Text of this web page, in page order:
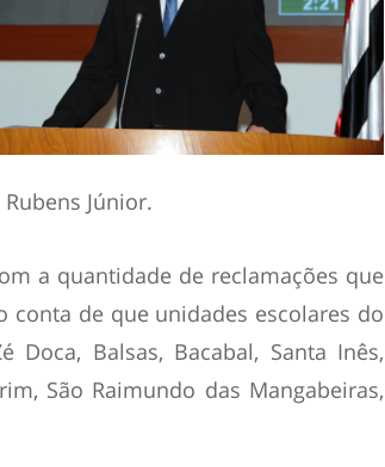
Júnior.
a quantidade de reclamações que
de que unidades escolares do
Doca, Balsas, Bacabal, Santa Inês,
São Raimundo das Mangabeiras,